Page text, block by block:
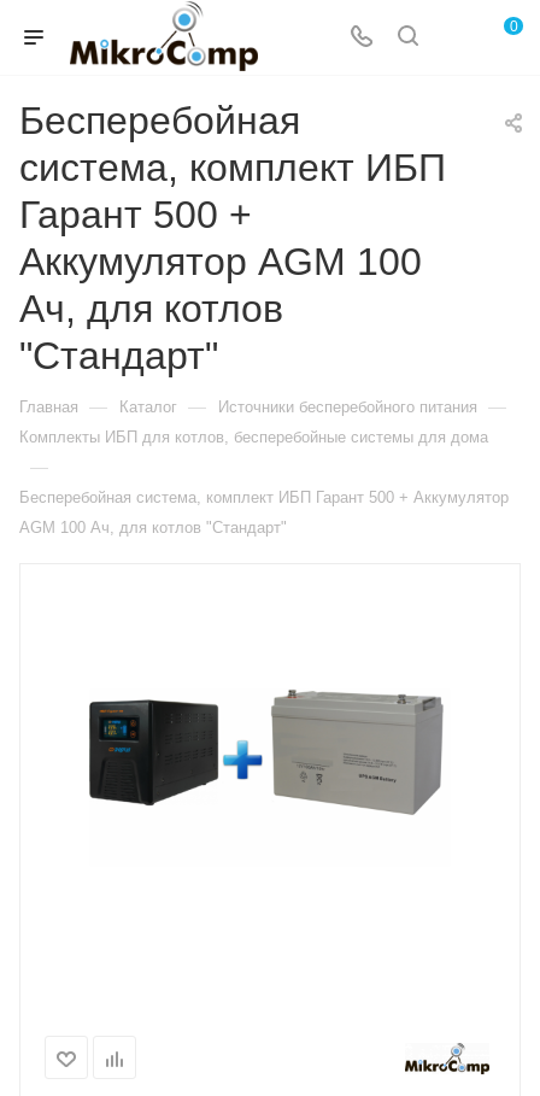
0
Бесперебойная
система, комплект ИБП
Гарант 500 +
Аккумулятор AGM 100
Ач, для котлов
"Стандарт"
Главная — Каталог — Источники бесперебойного питания —
Комплекты ИБП для котлов, бесперебойные системы для дома
—
Бесперебойная система, комплект ИБП Гарант 500 + Аккумулятор
AGM 100 Ач, для котлов "Стандарт"